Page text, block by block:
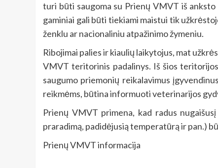
turi būti saugoma su Prienų VMVT iš
gaminiai gali būti tiekiami maistui tik
ženklu ar nacionaliniu atpažinimo žymeniu.
Ribojimai palies ir kiaulių laikytojus, mat
VMVT teritorinis padalinys. Iš šios
saugumo priemonių reikalavimus
reikmėms, būtina informuoti veterinarijos
Prienų VMVT primena, kad radus
praradimą, padidėjusią temperatūrą ir pan.)
Prienų VMVT informacija